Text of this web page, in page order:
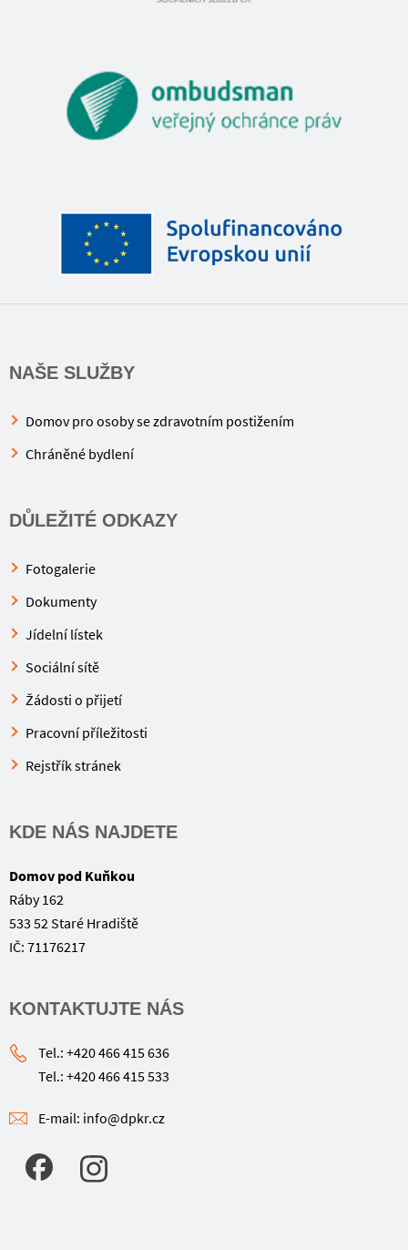
NAŠE SLUŽBY
Domov pro osoby se zdravotním postižením
Chráněné bydlení
DŮLEŽITÉ ODKAZY
Fotogalerie
Dokumenty
Jídelní lístek
Sociální sítě
Žádosti o přijetí
Pracovní příležitosti
Rejstřík stránek
KDE NÁS NAJDETE
Domov pod Kuňkou
Ráby 162
533 52 Staré Hradiště
IČ: 71176217
KONTAKTUJTE NÁS
Tel.: +420 466 415 636
Tel.: +420 466 415 533
E-mail: info@dpkr.cz